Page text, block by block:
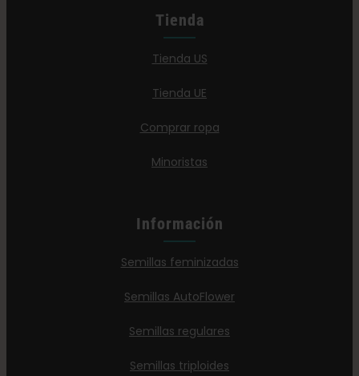
Tienda
Tienda US
Tienda UE
Comprar ropa
Minoristas
Información
Semillas feminizadas
Semillas AutoFlower
Semillas regulares
Semillas triploides